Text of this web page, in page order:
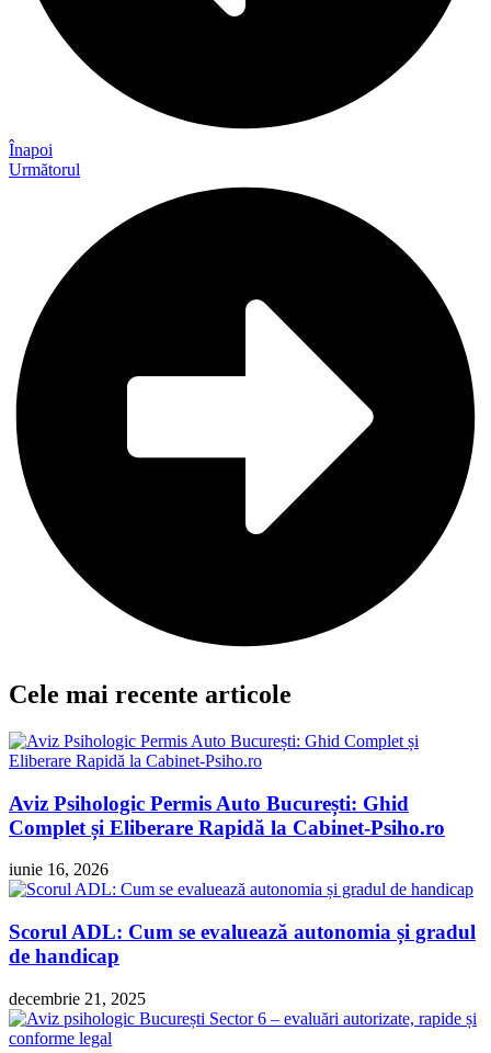
Înapoi
Următorul
Cele mai recente articole
Aviz Psihologic Permis Auto București: Ghid
Complet și Eliberare Rapidă la Cabinet-Psiho.ro
iunie 16, 2026
Scorul ADL: Cum se evaluează autonomia și gradul
de handicap
decembrie 21, 2025